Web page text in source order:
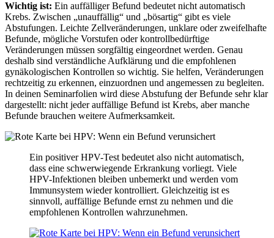
Wichtig ist: Ein auffälliger Befund bedeutet nicht automatisch
Krebs. Zwischen „unauffällig“ und „bösartig“ gibt es viele
Abstufungen. Leichte Zellveränderungen, unklare oder zweifelhafte
Befunde, mögliche Vorstufen oder kontrollbedürftige
Veränderungen müssen sorgfältig eingeordnet werden. Genau
deshalb sind verständliche Aufklärung und die empfohlenen
gynäkologischen Kontrollen so wichtig. Sie helfen, Veränderungen
rechtzeitig zu erkennen, einzuordnen und angemessen zu begleiten.
In deinen Seminarfolien wird diese Abstufung der Befunde sehr klar
dargestellt: nicht jeder auffällige Befund ist Krebs, aber manche
Befunde brauchen weitere Aufmerksamkeit.
Ein positiver HPV-Test bedeutet also nicht automatisch,
dass eine schwerwiegende Erkrankung vorliegt. Viele
HPV-Infektionen bleiben unbemerkt und werden vom
Immunsystem wieder kontrolliert. Gleichzeitig ist es
sinnvoll, auffällige Befunde ernst zu nehmen und die
empfohlenen Kontrollen wahrzunehmen.